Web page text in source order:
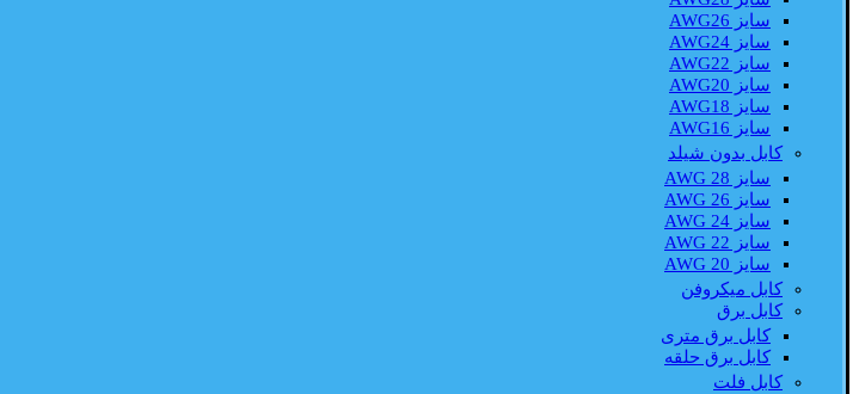
سایز AWG26
سایز AWG24
سایز AWG22
سایز AWG20
سایز AWG18
سایز AWG16
کابل بدون شیلد
سایز AWG 28
سایز AWG 26
سایز AWG 24
سایز AWG 22
سایز AWG 20
کابل میکروفن
کابل برق
کابل برق متری
کابل برق حلقه
کابل فلت